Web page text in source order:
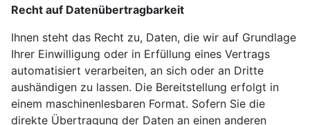
Recht auf Datenübertragbarkeit
Ihnen steht das Recht zu, Daten, die wir auf Grundlage
Ihrer Einwilligung oder in Erfüllung eines Vertrags
automatisiert verarbeiten, an sich oder an Dritte
aushändigen zu lassen. Die Bereitstellung erfolgt in
einem maschinenlesbaren Format. Sofern Sie die
direkte Übertragung der Daten an einen anderen